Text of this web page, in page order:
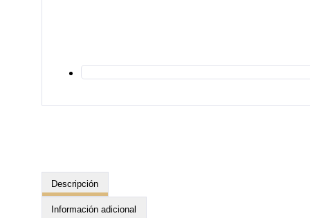
Descripción
Información adicional